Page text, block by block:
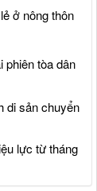
ở nông thôn
phiên tòa dân
di sản chuyển
lực từ tháng